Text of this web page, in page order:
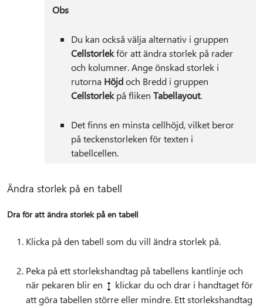
Obs
Du kan också välja alternativ i gruppen
Cellstorlekför att ändra storlek på rader
och kolumner. Ange önskad storlek i
rutorna Höjdoch Bredd i gruppen
Cellstorlekpå fliken Tabellayout.
Det finns en minsta cellhöjd, vilket beror
på teckenstorleken för texten i
tabellcellen.
Ändra storlek på en tabell
Dra för att ändra storlek på en tabell
Klicka på den tabell som du vill ändra storlek på.
Peka på ett storlekshandtag på tabellens kantlinje och
när pekaren blir en
klickar du och drar i handtaget för
att göra tabellen större eller mindre. Ett storlekshandtag